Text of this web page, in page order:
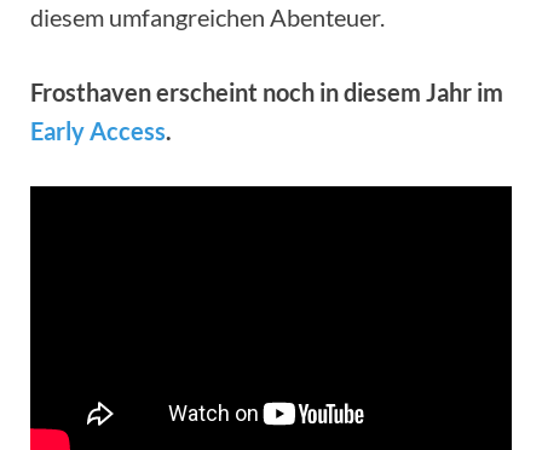
diesem umfangreichen Abenteuer.
Frosthaven erscheint noch in diesem Jahr im
Early Access.